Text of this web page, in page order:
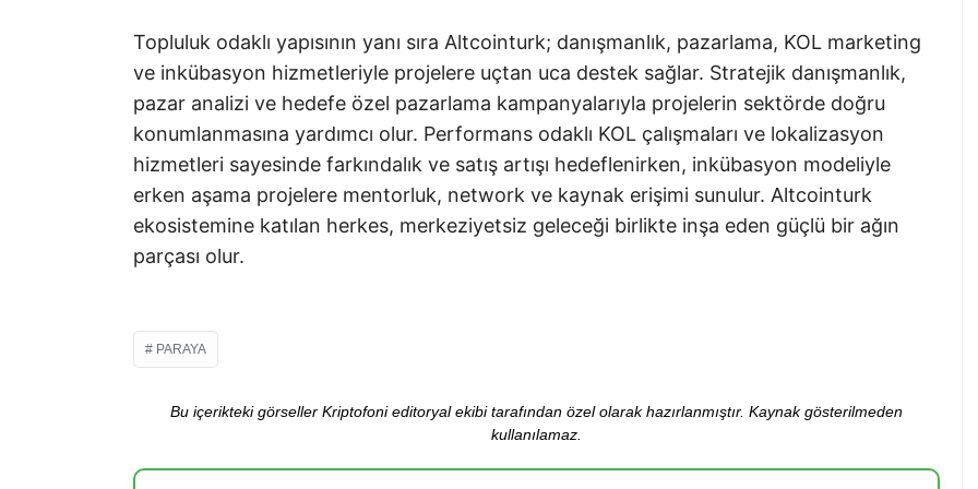
Topluluk odaklı yapısının yanı sıra Altcointurk; danışmanlık, pazarlama, KOL marketing
ve inkübasyon hizmetleriyle projelere uçtan uca destek sağlar. Stratejik danışmanlık,
pazar analizi ve hedefe özel pazarlama kampanyalarıyla projelerin sektörde doğru
konumlanmasına yardımcı olur. Performans odaklı KOL çalışmaları ve lokalizasyon
hizmetleri sayesinde farkındalık ve satış artışı hedeflenirken, inkübasyon modeliyle
erken aşama projelere mentorluk, network ve kaynak erişimi sunulur. Altcointurk
ekosistemine katılan herkes, merkeziyetsiz geleceği birlikte inşa eden güçlü bir ağın
parçası olur.
PARAYA
Bu içerikteki görseller Kriptofoni editoryal ekibi tarafından özel olarak hazırlanmıştır. Kaynak gösterilmeden
kullanılamaz.